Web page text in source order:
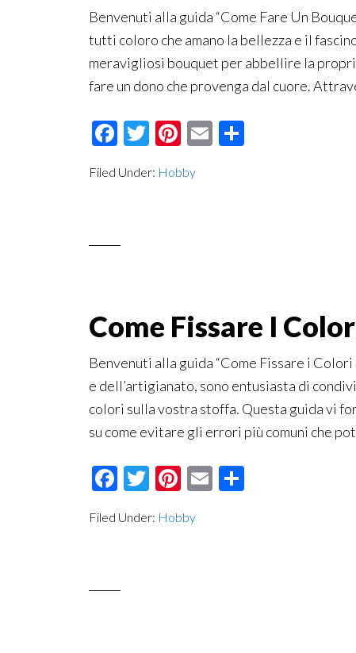
Benvenuti alla guida “Come Fare Un
tutti coloro che amano la bellezza e il
meravigliosi bouquet per abbellire la
fare un dono che provenga dal cuore.
Facebook
Twitter
Pinterest
Email
Filed Under: Hobby
Come Fissare I
Benvenuti alla guida “Come Fissare i
e dell’artigianato, sono entusiasta di
colori sulla vostra stoffa. Questa guida vi
su come evitare gli errori più comuni che
Facebook
Twitter
Pinterest
Email
Filed Under: Hobby